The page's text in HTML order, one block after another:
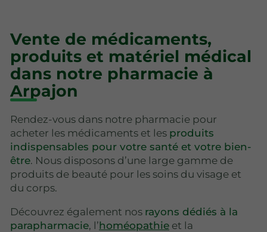
Vente de médicaments,
produits et matériel médical
dans notre pharmacie à
Arpajon
Rendez-vous dans notre pharmacie pour
acheter les médicaments et les produits
indispensables pour votre santé et votre bien-
être. Nous disposons d’une large gamme de
produits de beauté pour les soins du visage et
du corps.
Découvrez également nos rayons dédiés à la
parapharmacie, l’homéopathie et la